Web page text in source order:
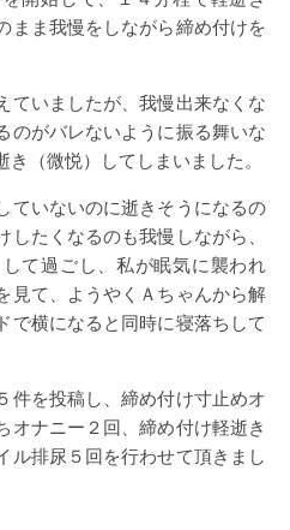
まま我慢をしながら締め付けを
いましたが、我慢出来なくな
のがバレないように振る舞いな
（微悦）してしまいました。
ていないのに逝きそうになるの
たくなるのも我慢しながら、
て過ごし、私が眠気に襲われ
見て、ようやくＡちゃんから解
で横になると同時に寝落ちして
を投稿し、締め付け寸止めオ
オナニー２回、締め付け軽逝き
ル排尿５回を行わせて頂きまし